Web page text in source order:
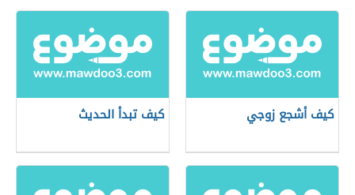
كيف أشجع زوجي كيف تبدأ الحديث